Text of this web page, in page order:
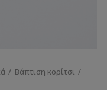
Βάπτιση κορίτσι